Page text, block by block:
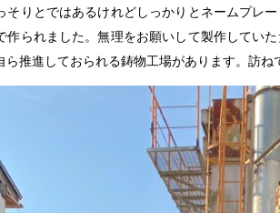
そりとではあるけれどしっかりとネームプレ
作られました。無理をお願いして製作してい
推進しておられる鋳物工場があります。訪ね